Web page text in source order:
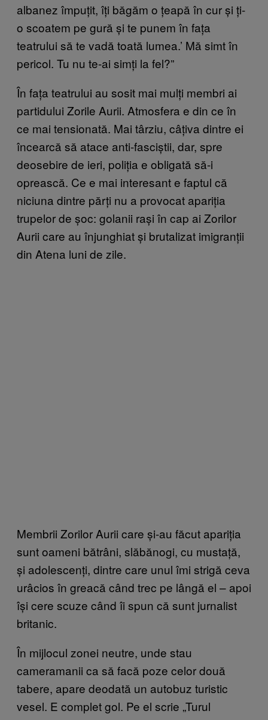
albanez împuțit, îți băgăm o țeapă în cur și ți-
o scoatem pe gură și te punem în fața
teatrului să te vadă toată lumea.’ Mă simt în
pericol. Tu nu te-ai simți la fel?”
În fața teatrului au sosit mai mulți membri ai
partidului Zorile Aurii. Atmosfera e din ce în
ce mai tensionată. Mai târziu, câțiva dintre ei
încearcă să atace anti-fasciștii, dar, spre
deosebire de ieri, poliția e obligată să-i
oprească. Ce e mai interesant e faptul că
niciuna dintre părți nu a provocat apariția
trupelor de șoc: golanii rași în cap ai Zorilor
Aurii care au înjunghiat și brutalizat imigranții
din Atena luni de zile.
Membrii Zorilor Aurii care și-au făcut apariția
sunt oameni bătrâni, slăbănogi, cu mustață,
și adolescenți, dintre care unul îmi strigă ceva
urâcios în greacă când trec pe lângă el – apoi
își cere scuze când îi spun că sunt jurnalist
britanic.
În mijlocul zonei neutre, unde stau
cameramanii ca să facă poze celor două
tabere, apare deodată un autobuz turistic
vesel. E complet gol. Pe el scrie „Turul